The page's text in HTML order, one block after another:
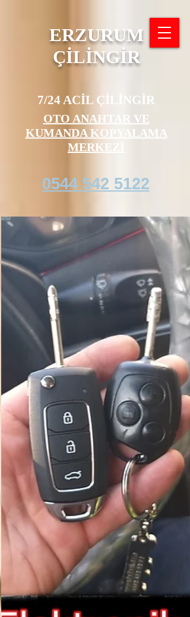
ERZURUM
ÇİLİNGİR
7/24 ACİL ÇİLİNGİR
OTO ANAHTAR VE
KUMANDA KOPYALAMA
MERKEZİ
0544 542 5122